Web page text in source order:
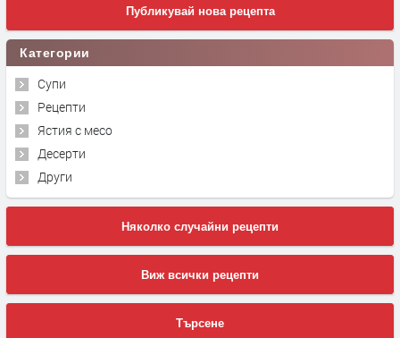
Публикувай нова рецепта
Категории
Супи
Рецепти
Ястия с месо
Десерти
Други
Няколко случайни рецепти
Виж всички рецепти
Търсене